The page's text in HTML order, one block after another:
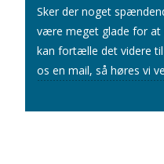
Sker der noget
være meget glade for at
kan fortælle det videre
os en mail, så høres vi